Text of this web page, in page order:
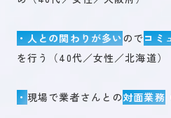
・人との関わりが多いのでコミ
を行う（40代／女性／北海道）
・現場で業者さんとの対面業務